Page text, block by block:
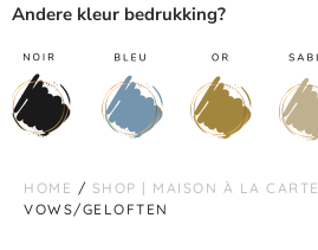
Andere kleur bedrukking?
HOME / SHOP | MAISON À LA CARTE
VOWS/GELOFTEN